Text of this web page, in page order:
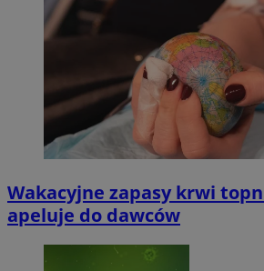
Wakacyjne zapasy krwi
apeluje do dawców